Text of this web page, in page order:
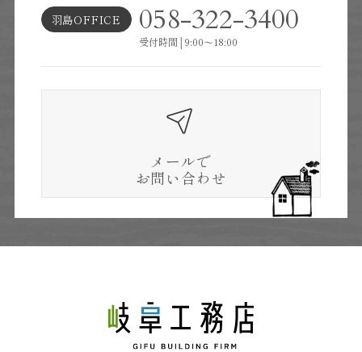
羽島OFFICE 058-322-3400
受付時間│9:00～18:00
メールで
お問い合わせ